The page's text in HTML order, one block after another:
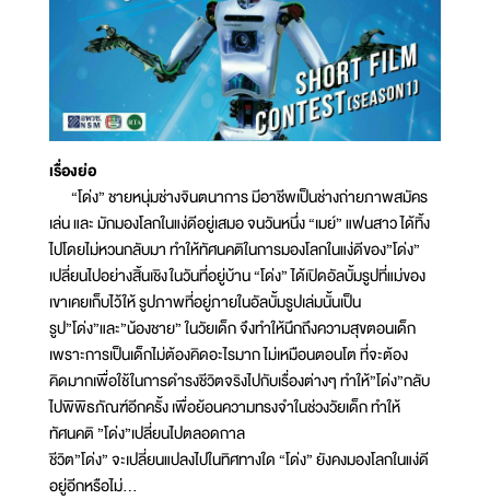
เรื่องย่อ
“โด่ง” ชายหนุ่มช่างจินตนาการ มีอาชีพเป็นช่างถ่ายภาพสมัคร
เล่น และ มักมองโลกในแง่ดีอยู่เสมอ จนวันหนึ่ง “เมย์” แฟนสาว ได้ทิ้ง
ไปโดยไม่หวนกลับมา ทำให้ทัศนคติในการมองโลกในแง่ดีของ”โด่ง”
เปลี่ยนไปอย่างสิ้นเชิง ในวันที่อยู่บ้าน “โด่ง” ได้เปิดอัลบั้มรูปที่แม่ของ
เขาเคยเก็บไว้ให้ รูปภาพที่อยู่ภายในอัลบั้มรูปเล่มนั้นเป็น
รูป”โด่ง”และ”น้องชาย” ในวัยเด็ก จึงทำให้นึกถึงความสุขตอนเด็ก
เพราะการเป็นเด็กไม่ต้องคิดอะไรมาก ไม่เหมือนตอนโต ที่จะต้อง
คิดมากเพื่อใช้ในการดำรงชีวิตจริงไปกับเรื่องต่างๆ ทำให้”โด่ง”กลับ
ไปพิพิธภัณฑ์อีกครั้ง เพื่อย้อนความทรงจำในช่วงวัยเด็ก ทำให้
ทัศนคติ ”โด่ง”เปลี่ยนไปตลอดกาล
ชีวิต”โด่ง” จะเปลี่ยนแปลงไปในทิศทางใด “โด่ง” ยังคงมองโลกในแง่ดี
อยู่อีกหรือไม่...